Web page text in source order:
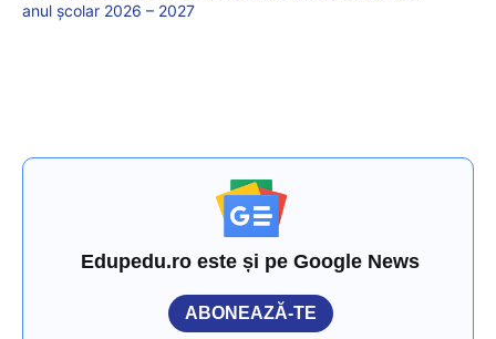
anul şcolar 2026 – 2027
Edupedu.ro este și pe Google News
ABONEAZĂ-TE